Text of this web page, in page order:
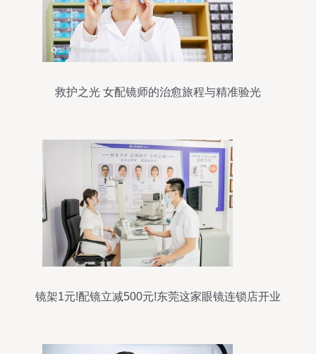
救护之光 女配镜师的治愈旅程与精准验光
镜架1元!配镜立减500元!东莞这家眼镜连锁店开业